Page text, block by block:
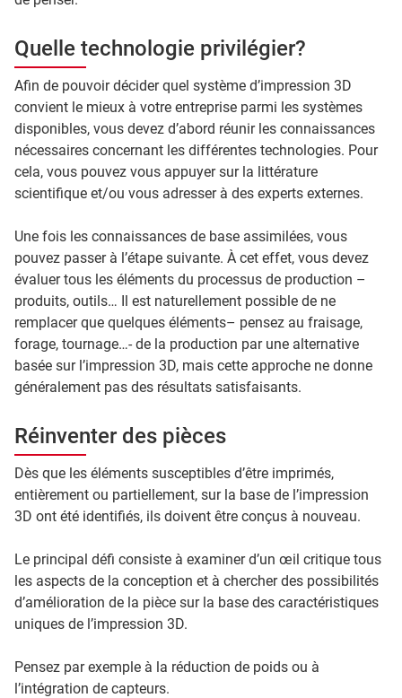
Quelle technologie privilégier?
Afin de pouvoir décider quel système d’impression 3D
convient le mieux à votre entreprise parmi les systèmes
disponibles, vous devez d’abord réunir les connaissances
nécessaires concernant les différentes technologies. Pour
cela, vous pouvez vous appuyer sur la littérature
scientifique et/ou vous adresser à des experts externes.
Une fois les connaissances de base assimilées, vous
pouvez passer à l’étape suivante. À cet effet, vous devez
évaluer tous les éléments du processus de production –
produits, outils… Il est naturellement possible de ne
remplacer que quelques éléments– pensez au fraisage,
forage, tournage…- de la production par une alternative
basée sur l’impression 3D, mais cette approche ne donne
généralement pas des résultats satisfaisants.
Réinventer des pièces
Dès que les éléments susceptibles d’être imprimés,
entièrement ou partiellement, sur la base de l’impression
3D ont été identifiés, ils doivent être conçus à nouveau.
Le principal défi consiste à examiner d’un œil critique tous
les aspects de la conception et à chercher des possibilités
d’amélioration de la pièce sur la base des caractéristiques
uniques de l’impression 3D.
Pensez par exemple à la réduction de poids ou à
l’intégration de capteurs.